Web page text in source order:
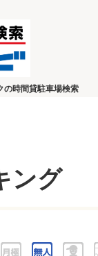
の時間貸駐車場検索
ング